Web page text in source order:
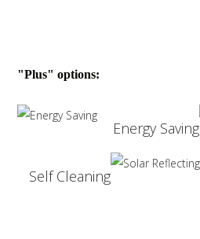
"Plus" options:
Energy Saving
Self Cleaning